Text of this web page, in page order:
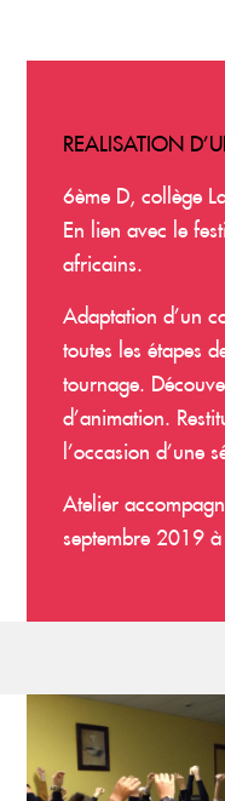
REALISATION
6ème D, collège
En lien avec le
africains.
Adaptation d’un
toutes les étapes
tournage.
d’animation.
l’occasion d’une
Atelier
septembre 2019